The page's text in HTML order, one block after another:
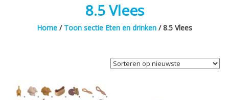
iedereen
8.5 Vlees
Home / Toon sectie Eten en drinken / 8.5 Vlees